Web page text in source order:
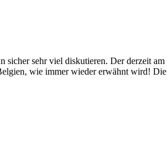
sicher sehr viel diskutieren. Der derzeit
wie immer wieder erwähnt wird!